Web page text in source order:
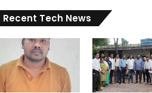
Recent Tech News